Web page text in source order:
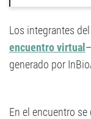
Los integrantes
encuentro virtual
generado por
En el encuentro